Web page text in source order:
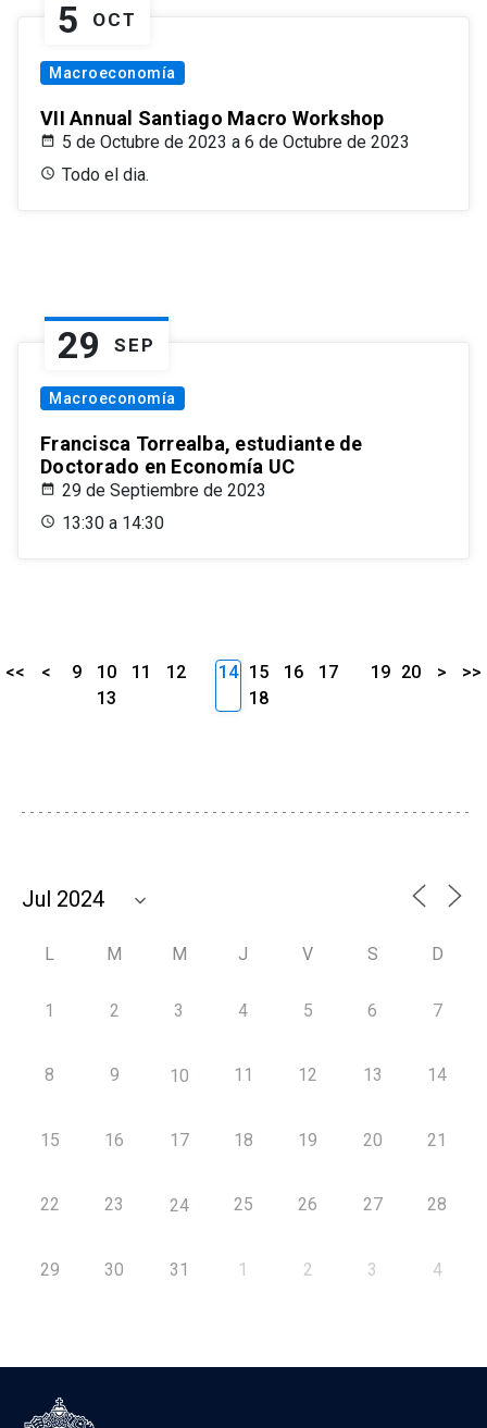
5 OCT
Macroeconomía
VII Annual Santiago Macro Workshop
5 de Octubre de 2023 a 6 de Octubre de 2023
Todo el dia.
29 SEP
Macroeconomía
Francisca Torrealba, estudiante de
Doctorado en Economía UC
29 de Septiembre de 2023
13:30 a 14:30
<< < 9 10 11
12
13
14 15 16
17
18
19 20 > >>
L M M J V S D
1 2 3 4 5 6 7
8 9 10 11 12 13 14
15 16 17 18 19 20 21
22 23 24 25 26 27 28
29 30 31 1 2 3 4